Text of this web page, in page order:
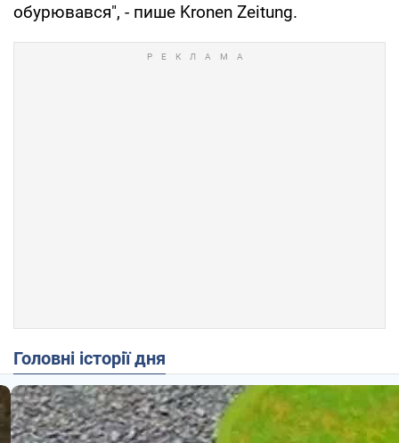
обурювався", - пише Kronen Zeitung.
Головні історії дня